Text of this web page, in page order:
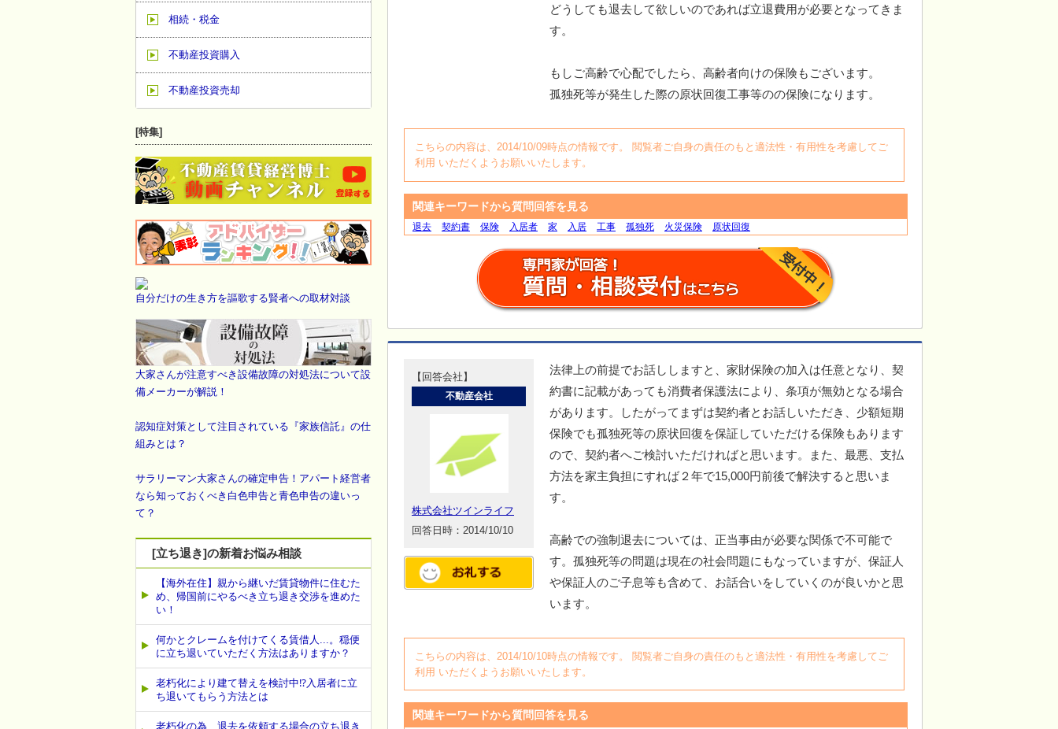
どうしても退去して欲しいのであれば立退費用が必要となってきま
す。
もしご高齢で心配でしたら、高齢者向けの保険もございます。
孤独死等が発生した際の原状回復工事等のの保険になります。
こちらの内容は、2014/10/09時点の情報です。 閲覧者ご自身の責任のもと適法性・有用性を考慮してご
利用 いただくようお願いいたします。
関連キーワードから質問回答を見る
退去 契約書 保険 入居者 家 入居 工事 孤独死 火災保険 原状回復
【回答会社】
不動産会社
株式会社ツインライフ
回答日時：2014/10/10
法律上の前提でお話ししますと、家財保険の加入は任意となり、契
約書に記載があっても消費者保護法により、条項が無効となる場合
があります。したがってまずは契約者とお話しいただき、少額短期
保険でも孤独死等の原状回復を保証していただける保険もあります
ので、契約者へご検討いただければと思います。また、最悪、支払
方法を家主負担にすれば２年で15,000円前後で解決すると思いま
す。
高齢での強制退去については、正当事由が必要な関係で不可能で
す。孤独死等の問題は現在の社会問題にもなっていますが、保証人
や保証人のご子息等も含めて、お話合いをしていくのが良いかと思
います。
こちらの内容は、2014/10/10時点の情報です。 閲覧者ご自身の責任のもと適法性・有用性を考慮してご
利用 いただくようお願いいたします。
関連キーワードから質問回答を見る
相続・税金
不動産投資購入
不動産投資売却
[特集]
自分だけの生き方を謳歌する賢者への取材対談
大家さんが注意すべき設備故障の対処法について設
備メーカーが解説！
認知症対策として注目されている『家族信託』の仕
組みとは？
サラリーマン大家さんの確定申告！アパート経営者
なら知っておくべき白色申告と青色申告の違いっ
て？
[立ち退き]の新着お悩み相談
【海外在住】親から継いだ賃貸物件に住むた
め、帰国前にやるべき立ち退き交渉を進めた
い！
何かとクレームを付けてくる賃借人...。穏便
に立ち退いていただく方法はありますか？
老朽化により建て替えを検討中⁉入居者に立
ち退いてもらう方法とは
老朽化の為、退去を依頼する場合の立ち退き